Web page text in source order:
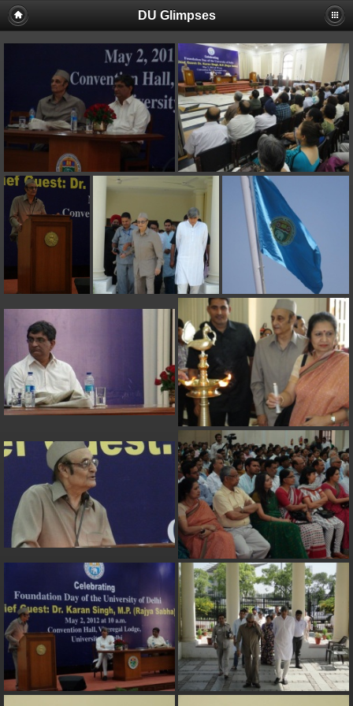
DU Glimpses